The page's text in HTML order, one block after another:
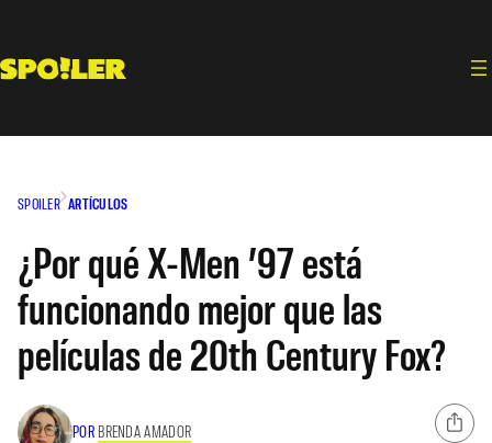
contenido
SPOILER ARTÍCULOS
¿Por qué X-Men ’97 está
funcionando mejor que las
películas de 20th Century Fox?
POR BRENDA AMADOR